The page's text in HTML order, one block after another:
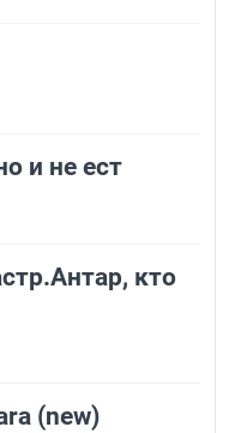
и не ест
кто
(new)